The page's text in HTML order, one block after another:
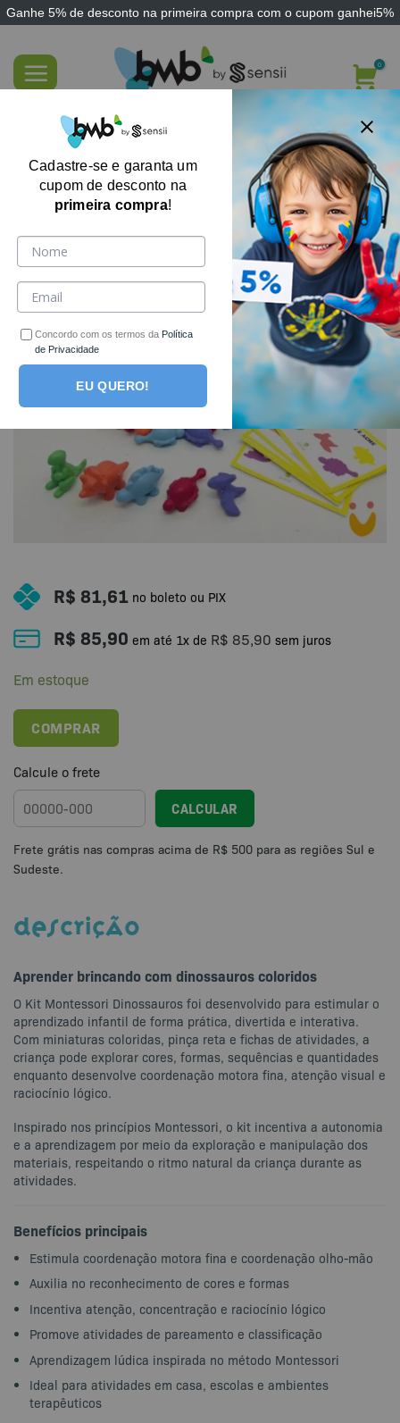
Ganhe 5% de desconto na primeira compra com o cupom ganhei5%
content
Kit Montessori Dinossauros
R$ 81,61 no boleto ou PIX
R$ 85,90 em até 1x de R$ 85,90 sem juros
Em estoque
COMPRAR
Calcule o frete
CALCULAR
DESCRIÇÃO
Aprender brincando com dinossauros coloridos
O Kit Montessori Dinossauros foi desenvolvido para estimular o
aprendizado infantil de forma prática, divertida e interativa.
Com miniaturas coloridas, pinça reta e fichas de atividades, a
criança pode explorar cores, formas, sequências e quantidades
enquanto desenvolve coordenação motora fina, atenção visual e
raciocínio lógico.
Inspirado nos princípios Montessori, o kit incentiva a autonomia
e a aprendizagem por meio da exploração e manipulação dos
materiais, respeitando o ritmo natural da criança durante as
atividades.
Benefícios principais
Estimula coordenação motora fina e coordenação olho-mão
Auxilia no reconhecimento de cores e formas
Incentiva atenção, concentração e raciocínio lógico
Promove atividades de pareamento e classificação
Aprendizagem lúdica inspirada no método Montessori
Ideal para atividades em casa, escolas e ambientes
terapêuticos
Cadastre-se e garanta um
cupom de desconto na
primeira compra!
Concordo com os termos da Política
de Privacidade
EU QUERO!